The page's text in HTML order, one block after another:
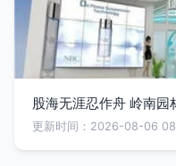
股海无涯忍作舟 岭南园
更新时间：2026-08-06